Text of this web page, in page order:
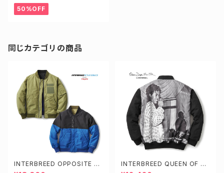
50%OFF
同じカテゴリの商品
INTERBREED OPPOSITE SI
DES REVERSIBLE MA-1
INTERBREED QUEEN OF RA
P VARSITY JACKET